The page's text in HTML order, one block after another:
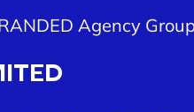
Agency